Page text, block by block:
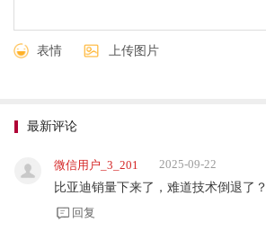
表情 上传图片
最新评论
微信用户_3_201 2025-09-22
比亚迪销量下来了，难道技术倒退了？
回复